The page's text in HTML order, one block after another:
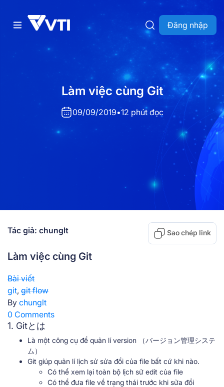
Đăng nhập
Làm việc cùng Git
09/09/2019•12 phút đọc
Tác giả: chunglt Sao chép link
Làm việc cùng Git
Bài viết
git, git flow
By chunglt
0 Comments
1. Gitとは
Là một công cụ để quản lí version （バージョン管理システ
ム）
Git giúp quản lí lịch sử sửa đổi của file bất cứ khi nào.
Có thể xem lại toàn bộ lịch sử edit của file
Có thể đưa file về trạng thái trước khi sửa đổi